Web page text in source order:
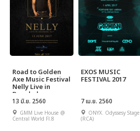
Road to Golden
Axe Music Festival
Nelly Live in
Bangkok
13 มิ.ย. 2560
GMM Live House @
Central World Fl.8
EXOS MUSIC
FESTIVAL 2017
7 เม.ย. 2560
ONYX. Odyssesy Stage
(RCA)